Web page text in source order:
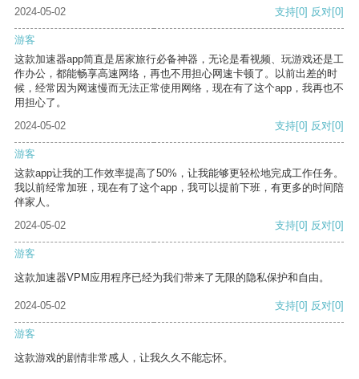
2024-05-02 支持[0] 反对[0]
游客
这款加速器app简直是居家旅行必备神器，无论是看视频、玩游戏还是工
作办公，都能畅享高速网络，再也不用担心网速卡顿了。以前出差的时
候，经常因为网速慢而无法正常使用网络，现在有了这个app，我再也不
用担心了。
2024-05-02
支持[0] 反对[0]
游客
这款app让我的工作效率提高了50%，让我能够更轻松地完成工作任务。
我以前经常加班，现在有了这个app，我可以提前下班，有更多的时间陪
伴家人。
2024-05-02
支持[0] 反对[0]
游客
这款加速器VPM应用程序已经为我们带来了无限的隐私保护和自由。
2024-05-02 支持[0] 反对[0]
游客
这款游戏的剧情非常感人，让我久久不能忘怀。